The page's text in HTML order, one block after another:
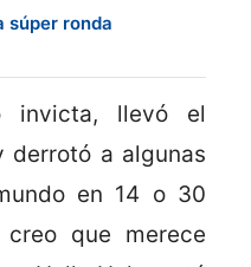
súper ronda
invicta, llevó el
a algunas
en 14 o 30
creo que merece